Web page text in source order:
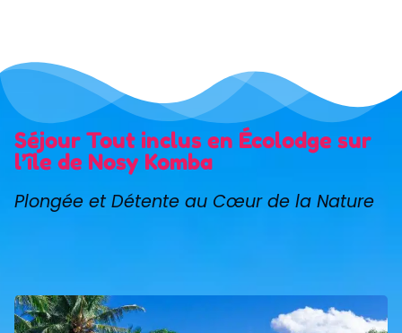
Séjour Tout inclus en Écolodge sur
l’île de Nosy Komba
Plongée et Détente au Cœur de la Nature